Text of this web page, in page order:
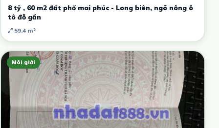
8 tỷ , 60 m2 đất phố mai phúc - Long biên, ngõ nông ô
tô đỗ gần
59.4 m²
Môi giới